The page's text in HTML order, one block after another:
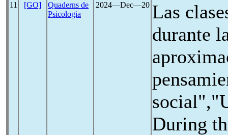
11 [GO]
Quaderns de
Psicologia
2024―Dec―20 Las
durante
During